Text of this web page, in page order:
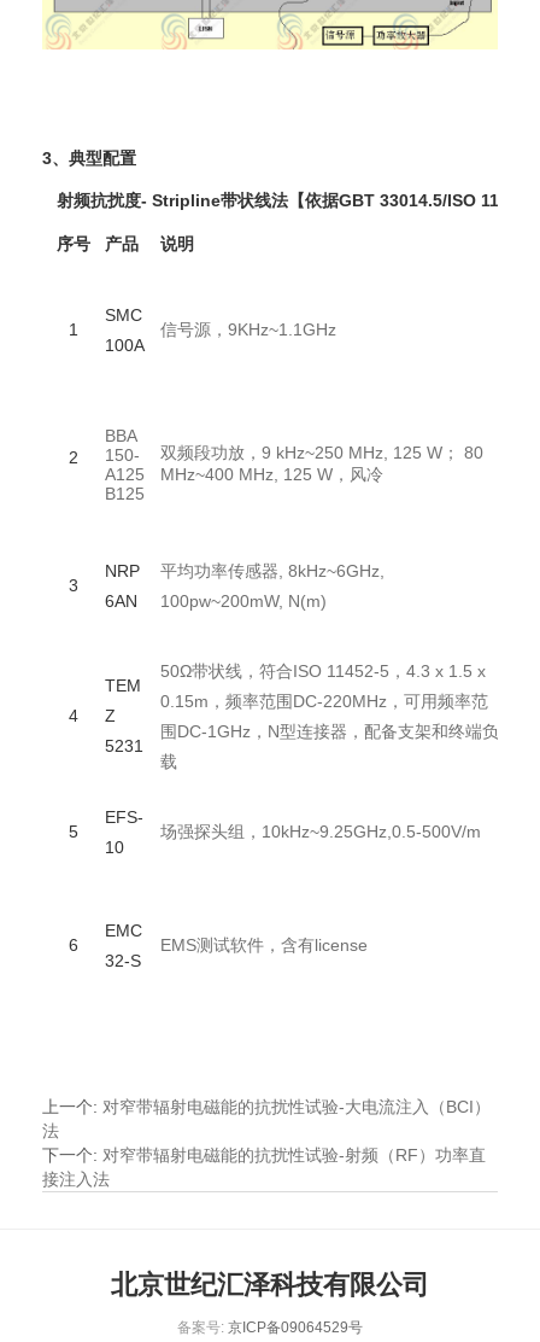
3、典型配置
射频抗扰度- Stripline带状线法【依据GBT 33014.5/ISO 11452-
序号 产品 说明
1
SMC
100A
信号源，9KHz~1.1GHz
2
BBA
150-
A125
B125
双频段功放，9 kHz~250 MHz, 125 W； 80
MHz~400 MHz, 125 W，风冷
3
NRP
6AN
平均功率传感器, 8kHz~6GHz,
100pw~200mW, N(m)
4
TEM
Z
5231
50Ω带状线，符合ISO 11452-5，4.3 x 1.5 x
0.15m，频率范围DC-220MHz，可用频率范
围DC-1GHz，N型连接器，配备支架和终端负
载
5
EFS-
10
场强探头组，10kHz~9.25GHz,0.5-500V/m
6
EMC
32-S
EMS测试软件，含有license
上一个: 对窄带辐射电磁能的抗扰性试验-大电流注入（BCI）
法
下一个: 对窄带辐射电磁能的抗扰性试验-射频（RF）功率直
接注入法
北京世纪汇泽科技有限公司
备案号: 京ICP备09064529号